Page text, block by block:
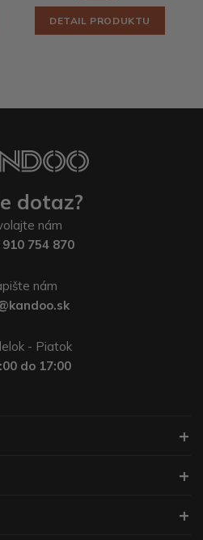
DETAIL PRODUKTU
dotaz?
nám
910 754 870
nám
- Piatok
do 17:00